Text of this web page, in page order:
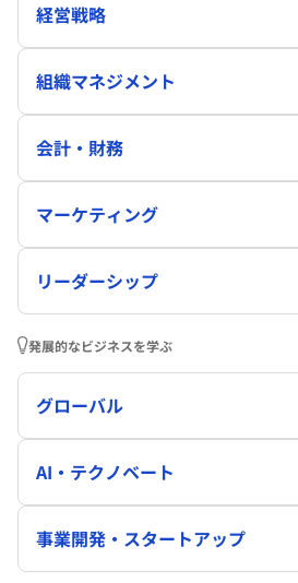
経営戦略
組織マネジメント
会計・財務
マーケティング
リーダーシップ
発展的なビジネスを学ぶ
グローバル
AI・テクノベート
事業開発・スタートアップ